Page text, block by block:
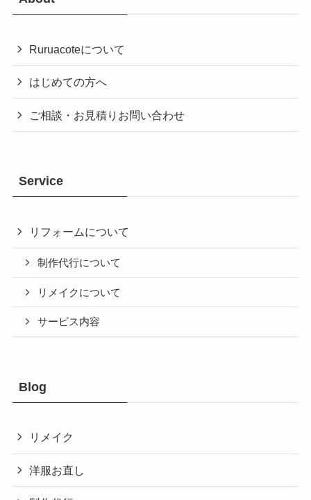
Ruruacoteについて
はじめての方へ
ご相談・お見積りお問い合わせ
Service
リフォームについて
制作代行について
リメイクについて
サービス内容
Blog
リメイク
洋服お直し